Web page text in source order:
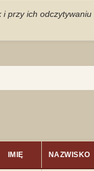
przy ich
IMIĘ NAZWISKO